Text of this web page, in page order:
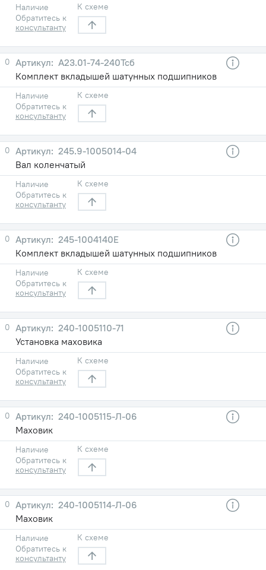
Наличие
Обратитесь к
консультанту
К схеме
0
А23.01-74-240Тсб
Комплект вкладышей шатунных подшипников
Наличие
Обратитесь к
консультанту
К схеме
0
245.9-1005014-04
Вал коленчатый
Наличие
Обратитесь к
консультанту
К схеме
0
245-1004140Е
Комплект вкладышей шатунных подшипников
Наличие
Обратитесь к
консультанту
К схеме
0
240-1005110-71
Установка маховика
Наличие
Обратитесь к
консультанту
К схеме
0
240-1005115-Л-06
Маховик
Наличие
Обратитесь к
консультанту
К схеме
0
240-1005114-Л-06
Маховик
Наличие
Обратитесь к
консультанту
К схеме